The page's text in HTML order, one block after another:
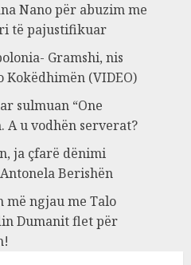
Nano për abuzim me
të pajustifikuar
Gramshi, nis
(VIDEO)
sulmuan “One
A u vodhën serverat?
ja çfarë dënimi
Berishën
më ngjau me Talo
Dumanit flet për